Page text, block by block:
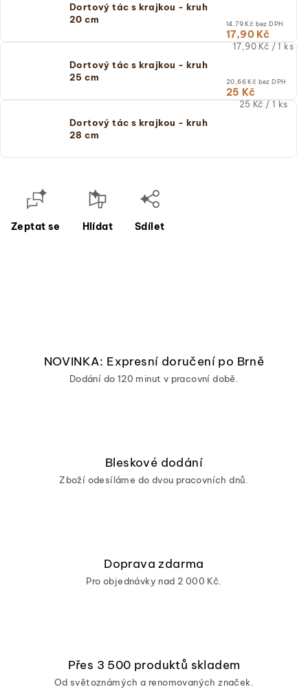
Dortový tác s krajkou - kruh
20 cm
cena)
Dortový tác s krajkou - kruh
25 cm
14,79 Kč bez DPH
17,90 Kč
Měrná
cena)
17,90 Kč / 1 ks
Dortový tác s krajkou - kruh
28 cm
20,66 Kč bez DPH
25 Kč
Měrná
25 Kč / 1 ks
Zeptat se Hlídat Sdílet
NOVINKA: Expresní doručení po Brně
Dodání do 120 minut v pracovní době.
Bleskové dodání
Zboží odesíláme do dvou pracovních dnů.
Doprava zdarma
Pro objednávky nad 2 000 Kč.
Přes 3 500 produktů skladem
Od světoznámých a renomovaných značek.